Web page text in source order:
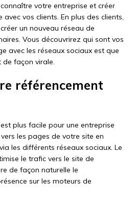
votre entreprise et créer
vos clients. En plus des clients,
un nouveau réseau de
Vous découvrirez qui sont vos
avec les réseaux sociaux est que
de façon virale.
référencement
plus facile pour une entreprise
les pages de votre site en
les différents réseaux sociaux. Le
le trafic vers le site de
de façon naturelle le
sur les moteurs de